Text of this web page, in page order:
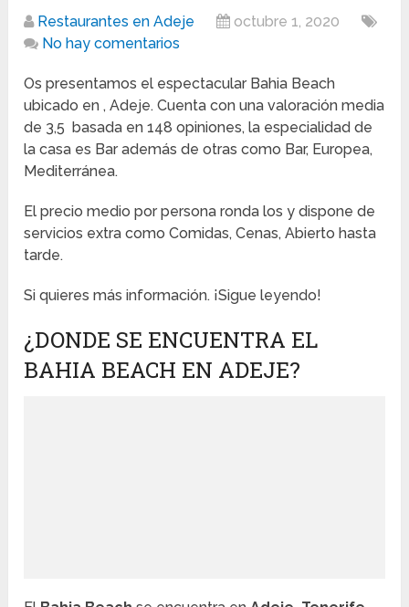
Restaurantes en Adeje
octubre 1, 2020
No hay comentarios
Os presentamos el espectacular Bahia Beach
ubicado en , Adeje. Cuenta con una valoración media
de 3,5 basada en 148 opiniones, la especialidad de
la casa es Bar además de otras como Bar, Europea,
Mediterránea.
El precio medio por persona ronda los y dispone de
servicios extra como Comidas, Cenas, Abierto hasta
tarde.
Si quieres más información. ¡Sigue leyendo!
¿DONDE SE ENCUENTRA EL
BAHIA BEACH EN ADEJE?